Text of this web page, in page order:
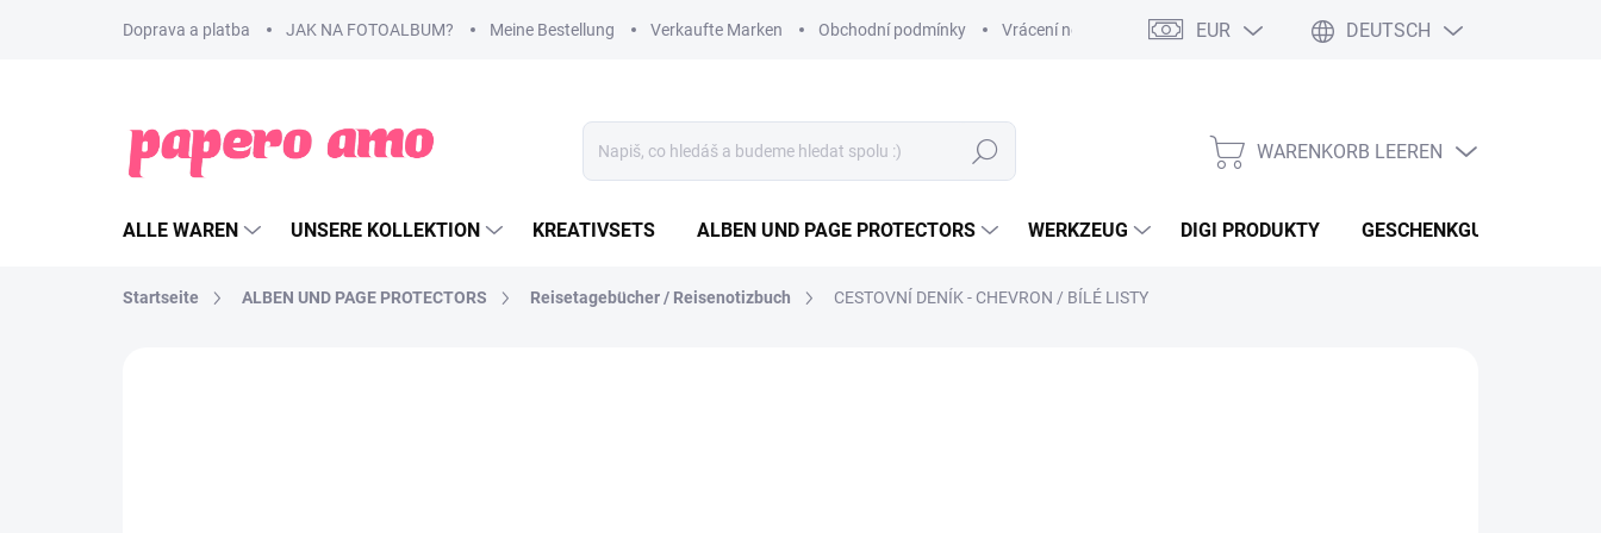
Doprava a platba JAK NA FOTOALBUM? Meine Bestellung Verkaufte Marken Obchodní podmínky Vrácení nebo reklamace zboží Podmínky ochrany osobních údajů
EUR DEUTSCH
Suchen WARENKORB
WARENKORB LEEREN
ALLE WAREN UNSERE KOLLEKTION KREATIVSETS ALBEN UND PAGE PROTECTORS WERKZEUG DIGI PRODUKTY GESCHENKGUTSCHEINEN
Startseite ALBEN UND PAGE PROTECTORS Reisetagebücher / Reisenotizbuch CESTOVNÍ DENÍK - CHEVRON / BÍLÉ LISTY